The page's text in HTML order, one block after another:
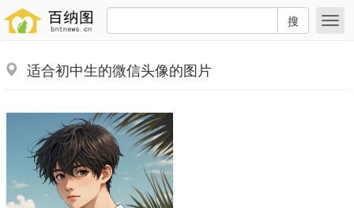
搜
适合初中生的微信头像的图片